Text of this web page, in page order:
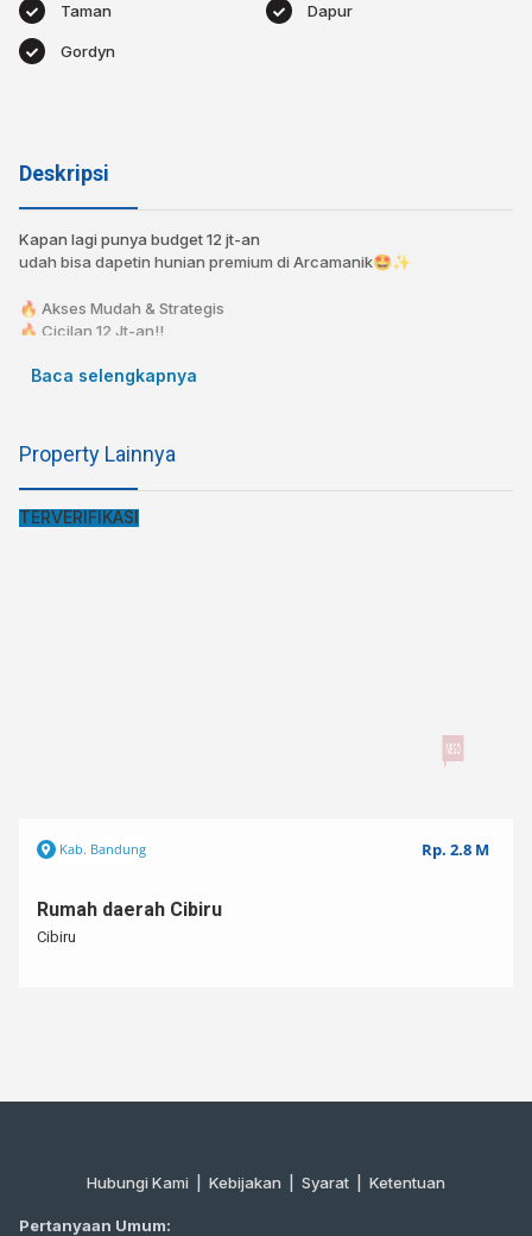
Taman Dapur
Gordyn
Deskripsi
Kapan lagi punya budget 12 jt-an
udah bisa dapetin hunian premium di Arcamanik🤩✨
🔥 Akses Mudah & Strategis
🔥 Cicilan 12 Jt-an!!
🔥 Bebas Banjir⁣⁣
⁣⁣📍 6 menit ke Sport Jabar
Spesifikasi⁣⁣⁣⁣
Sertifikat SHM LENGKAP
Baca selengkapnya
Property Lainnya
TERVERIFIKASI
Kab. Bandung Rp. 2.8 M
Rumah daerah Cibiru
Cibiru
Hubungi Kami Kebijakan | Syarat Ketentuan
Pertanyaan Umum: